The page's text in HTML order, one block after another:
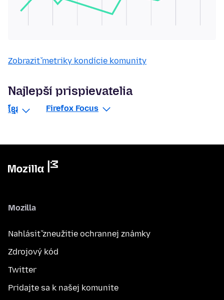
Zobraziť metriky kondície komunity
Najlepší prispievatelia
ខ្មែរ Firefox Focus
Mozilla
Nahlásiť zneužitie ochrannej známky
Zdrojový kód
Twitter
Pridajte sa k našej komunite